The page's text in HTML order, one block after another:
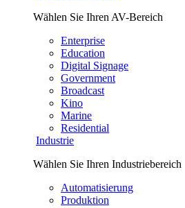
Wählen Sie Ihren AV-Bereich
Enterprise
Education
Digital Signage
Government
Broadcast
Kino
Marine
Residential
Industrie
Wählen Sie Ihren Industriebereich
Automatisierung
Produktion